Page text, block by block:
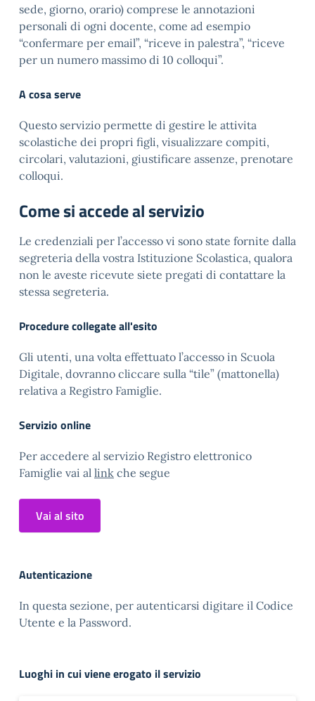
sede, giorno, orario) comprese le annotazioni
personali di ogni docente, come ad esempio
“confermare per email”, “riceve in palestra”, “riceve
per un numero massimo di 10 colloqui”.
A cosa serve
Questo servizio permette di gestire le attivita
scolastiche dei propri figli, visualizzare compiti,
circolari, valutazioni, giustificare assenze, prenotare
colloqui.
Come si accede al servizio
Le credenziali per l’accesso vi sono state fornite dalla
segreteria della vostra Istituzione Scolastica, qualora
non le aveste ricevute siete pregati di contattare la
stessa segreteria.
Procedure collegate all'esito
Gli utenti, una volta effettuato l’accesso in Scuola
Digitale, dovranno cliccare sulla “tile” (mattonella)
relativa a Registro Famiglie.
Servizio online
Per accedere al servizio Registro elettronico
Famiglie vai al link che segue
Vai al sito
Autenticazione
In questa sezione, per autenticarsi digitare il Codice
Utente e la Password.
Luoghi in cui viene erogato il servizio